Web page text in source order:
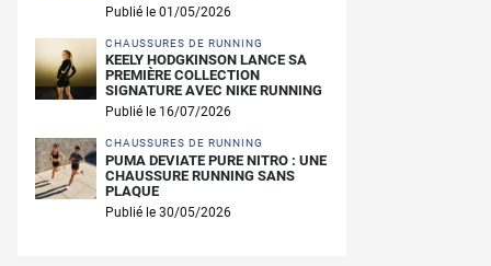
Publié le 01/05/2026
CHAUSSURES DE RUNNING
KEELY HODGKINSON LANCE SA
PREMIÈRE COLLECTION
SIGNATURE AVEC NIKE RUNNING
Publié le 16/07/2026
CHAUSSURES DE RUNNING
PUMA DEVIATE PURE NITRO : UNE
CHAUSSURE RUNNING SANS
PLAQUE
Publié le 30/05/2026